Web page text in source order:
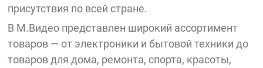
присутствия по всей стране.
В М.Видео представлен широкий ассортимент
товаров — от электроники и бытовой техники до
товаров для дома, ремонта, спорта, красоты,